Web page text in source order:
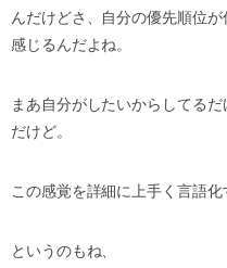
んだけどさ、自分の優先順位
感じるんだよね。
まあ自分がしたいからしてる
だけど。
この感覚を詳細に上手く言語
というのもね、